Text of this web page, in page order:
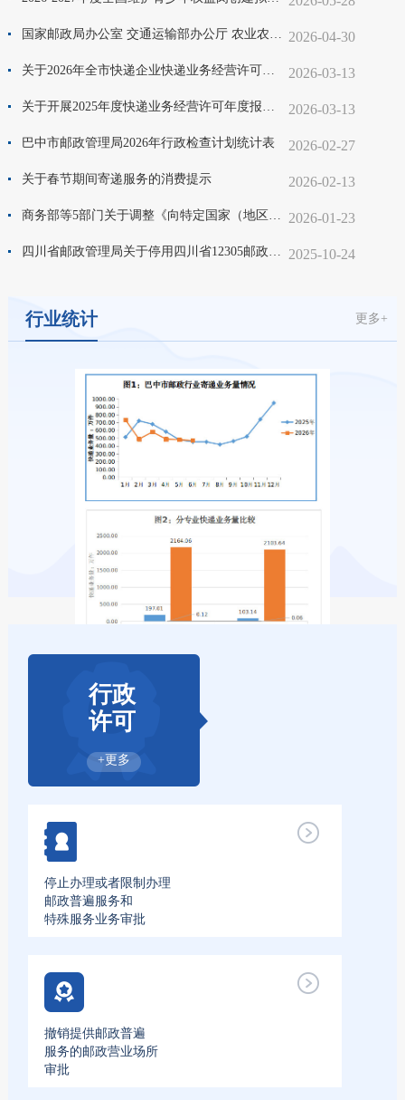
国家邮政局办公室 交通运输部办公厅 农业农村部办公厅 商务部办公厅 关于公布农村电商快递协同发展示范区和快递服务现代农业示范项目名单的通知 2026-04-30
关于2026年全市快递企业快递业务经营许可证到期延续的通知 2026-03-13
关于开展2025年度快递业务经营许可年度报告工作的通知 2026-03-13
巴中市邮政管理局2026年行政检查计划统计表 2026-02-27
关于春节期间寄递服务的消费提示 2026-02-13
商务部等5部门关于调整《向特定国家（地区）出口易制毒化学品管理目录》《特定国家（地区）目录》的公告 2026-01-23
四川省邮政管理局关于停用四川省12305邮政业用户申诉热线的公告 2025-10-24
行业统计 更多+
行政
许可
+更多
停止办理或者限制办理
邮政普遍服务和
特殊服务业务审批
撤销提供邮政普遍
服务的邮政营业场所
审批